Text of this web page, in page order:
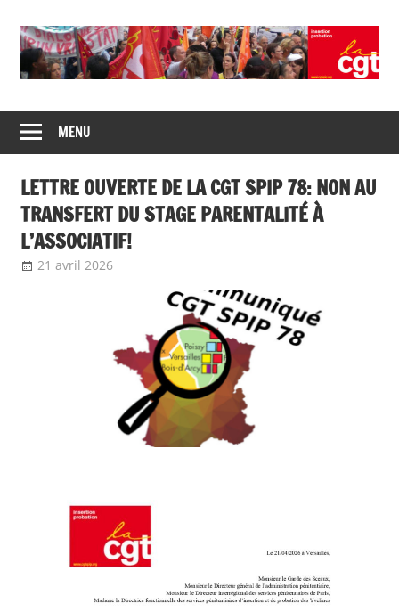
CGT
insertion
probation
de
syndicats
CGT
insertion
probation
MENU
LETTRE OUVERTE DE LA CGT SPIP 78: NON AU
TRANSFERT DU STAGE PARENTALITÉ À
L’ASSOCIATIF!
21 avril 2026